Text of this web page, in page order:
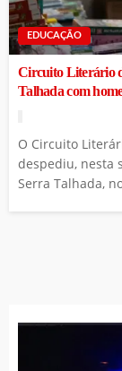
EDUCAÇÃO
Circuito Literário
Talhada com
O Circuito
despediu, nesta
Serra Talhada,